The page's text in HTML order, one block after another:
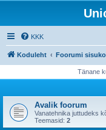
KKK
Koduleht Foorumi
Tänane
Avalik foorum
Vanatehnika juttudeks
Teemasid: 2